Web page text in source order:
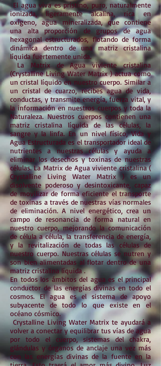
El agua viva es prístino, puro, naturalmente
ionizada, ligeramente alcalina, rica en
oxígeno, agua mineralizada, que contiene
una alta proporción de grupos de agua
hexagonal estructurados, flotando de forma
dinámica dentro de una matriz cristalina
líquida fuertemente unida.
La Matrix de Agua viviente cristalina
(Crystalline Living Water Matrix ) actua como
un cristal líquido en nuestro cuerpo. Similar a
un cristal de cuarzo, recibes agua de vida,
conductas, y transmite energía, fuerza vital, y
la información en nuestros cuerpos y toda la
Naturaleza. Nuestros cuerpos contienen una
matriz cristalina líquida de las células, la
sangre y la linfa. En un nivel físico, Vida y
Agua Estructurada es el transportador ideal de
nutrientes a nuestras células y ayuda a
eliminar los desechos y toxinas de nuestras
células. La Matrix de Agua viviente cristalina (
Crystalline Living Water Matrix ) es un
disolvente poderoso y desintoxicante, capaz
de movilizar de forma eficiente el transporte
de toxinas a través de nuestras vías normales
de eliminación. A nivel energético, crea un
campo de resonancia de forma natural en
nuestro cuerpo, mejorando la comunicación
de célula a célula, la transferencia de energía,
y la revitalización de todas las células de
nuestro cuerpo. Nuestras células se nutren y
son bien alimentadas al flotar dentro de una
matriz cristalina líquida .
En todos los ámbitos del agua es el principal
conductor de las energías divinas en todo el
cosmos. El agua es el sistema de apoyo
subyacente de todo lo que existe en el
océano cósmico.
Crystalline Living Water Matrix te ayudará a
volver a conectar y equilibrar tus vías de agua
por todo el cuerpo, sistemas del chakra,
glándulas y órganos de anclaje una vez más
con las energías divinas de la fuente en la